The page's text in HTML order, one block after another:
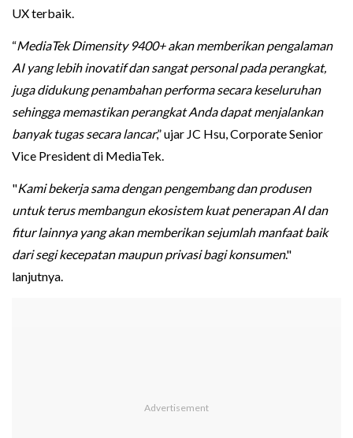
UX terbaik.
“MediaTek Dimensity 9400+ akan memberikan pengalaman
AI yang lebih inovatif dan sangat personal pada perangkat,
juga didukung penambahan performa secara keseluruhan
sehingga memastikan perangkat Anda dapat menjalankan
banyak tugas secara lancar,” ujar JC Hsu, Corporate Senior
Vice President di MediaTek.
"Kami bekerja sama dengan pengembang dan produsen
untuk terus membangun ekosistem kuat penerapan AI dan
fitur lainnya yang akan memberikan sejumlah manfaat baik
dari segi kecepatan maupun privasi bagi konsumen."
lanjutnya.